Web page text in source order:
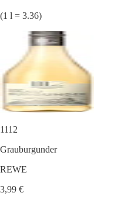
(1 l = 3.36)
1112
Grauburgunder
REWE
3,99 €